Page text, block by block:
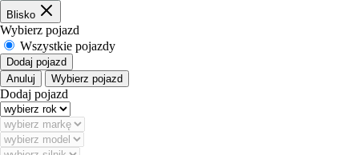
Blisko
Wybierz pojazd
Wszystkie pojazdy
Dodaj pojazd
Anuluj
Wybierz pojazd
Dodaj pojazd